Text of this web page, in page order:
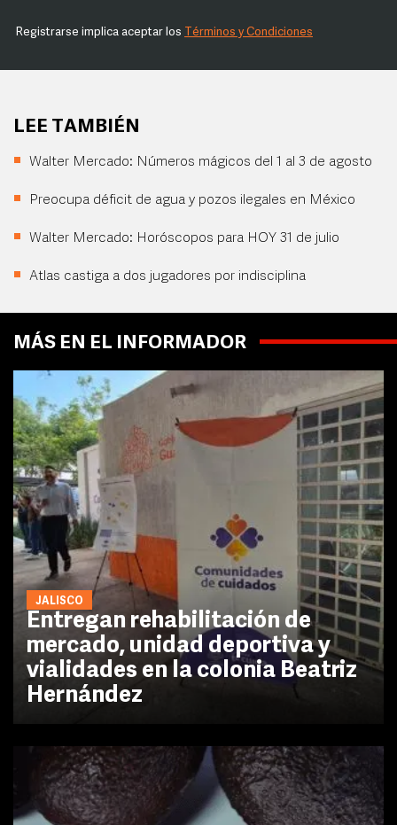
Registrarse implica aceptar los Términos y Condiciones
LEE TAMBIÉN
Walter Mercado: Números mágicos del 1 al 3 de agosto
Preocupa déficit de agua y pozos ilegales en México
Walter Mercado: Horóscopos para HOY 31 de julio
Atlas castiga a dos jugadores por indisciplina
MÁS EN EL INFORMADOR
JALISCO
Entregan rehabilitación de
mercado, unidad deportiva y
vialidades en la colonia Beatriz
Hernández